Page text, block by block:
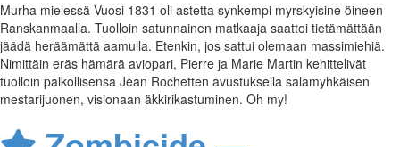
Murha mielessä Vuosi 1831 oli astetta synkempi myrskyisine öineen
Ranskanmaalla. Tuolloin satunnainen matkaaja saattoi tietämättään
jäädä heräämättä aamulla. Etenkin, jos sattui olemaan massimiehiä.
Nimittäin eräs hämärä aviopari, Pierre ja Marie Martin kehittelivät
tuolloin palkollisensa Jean Rochetten avustuksella salamyhkäisen
mestarijuonen, visionaan äkkirikastuminen. Oh my!